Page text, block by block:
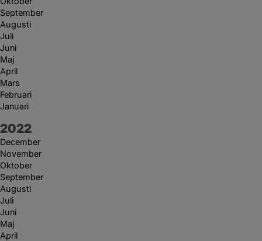
September
Augusti
Juli
Juni
Maj
April
Mars
Februari
Januari
År:
2022
December
November
Oktober
September
Augusti
Juli
Juni
Maj
April